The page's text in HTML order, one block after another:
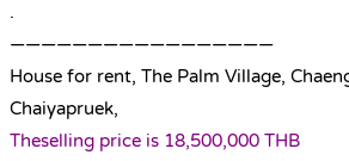
.
—————————————————
House for rent, The Palm Village,
Chaiyapruek,
Theselling price is 18,500,000 THB